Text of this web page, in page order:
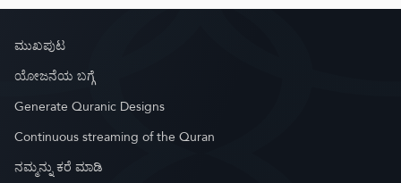
ಮುಖಪುಟ
ಯೋಜನೆಯ ಬಗ್ಗೆ
Generate Quranic Designs
Continuous streaming of the Quran
ನಮ್ಮನ್ನು ಕರೆ ಮಾಡಿ